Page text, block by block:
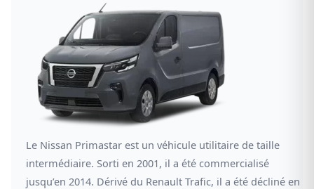
Le Nissan Primastar est un véhicule utilitaire de taille
intermédiaire. Sorti en 2001, il a été commercialisé
jusqu’en 2014. Dérivé du Renault Trafic, il a été décliné en